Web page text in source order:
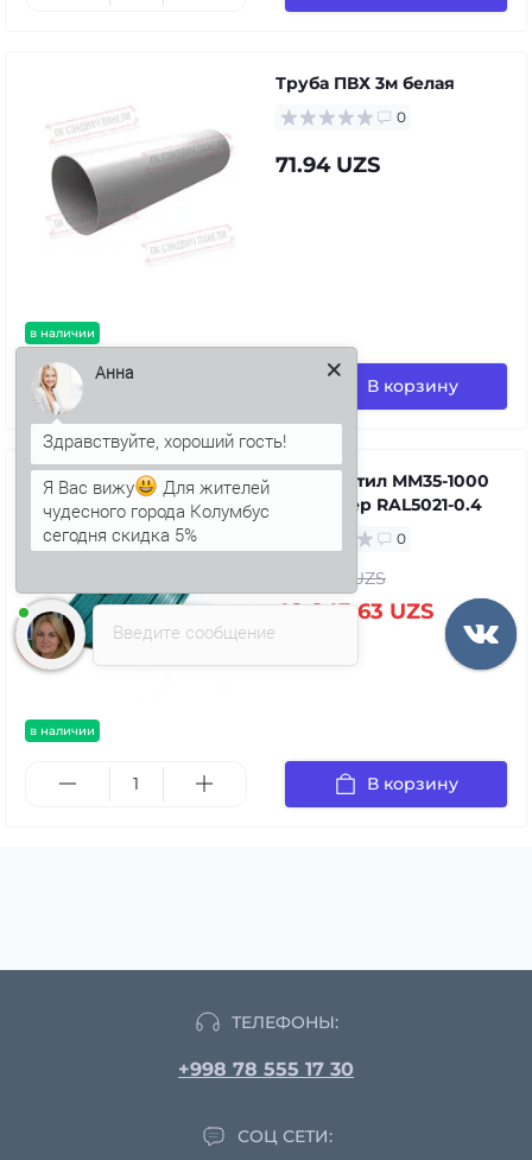
в наличии
Труба ПВХ 3м белая
0
71.94 UZS
В корзину
в наличии
Профнастил ММ35-1000
Полиэстер RAL5021-0.4
0
58 147.22 UZS
48 843.63 UZS
В корзину
ТЕЛЕФОНЫ:
+998 78 555 17 30
СОЦ СЕТИ:
Введите сообщение
Здравствуйте, хороший гость!
Я Вас вижу
Для жителей
чудесного города Колумбус
сегодня скидка 5%